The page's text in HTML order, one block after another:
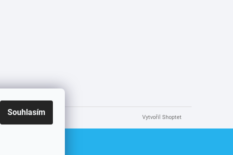
Souhlasím
Vytvořil Shoptet